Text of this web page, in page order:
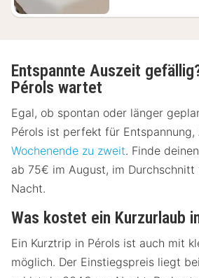
Entspannte Auszeit
Pérols wartet
Egal, ob spontan oder länger
Pérols ist perfekt für Entspannung,
Wochenende zu zweit. Finde
ab 75€ im August, im
Nacht.
Was kostet ein Kurzurlaub
Ein Kurztrip in Pérols ist auch mit
möglich. Der Einstiegspreis liegt